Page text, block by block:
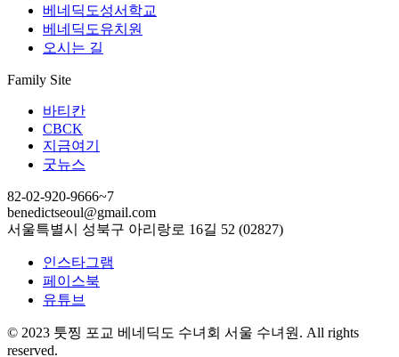
베네딕도성서학교
베네딕도유치원
오시는 길
Family Site
바티칸
CBCK
지금여기
굿뉴스
82-02-920-9666~7
benedictseoul@gmail.com
서울특별시 성북구 아리랑로 16길 52 (02827)
인스타그램
페이스북
유튜브
© 2023 툿찡 포교 베네딕도 수녀회 서울 수녀원. All rights
reserved.